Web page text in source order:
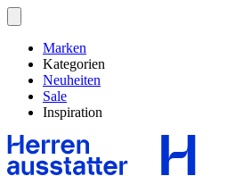
Marken
Kategorien
Neuheiten
Sale
Inspiration